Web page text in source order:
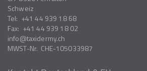
Schweiz
Tel: +41 44 939 18 68
Fax: +41 44 939 18 02
info
taxidermy.ch
MWST-Nr. CHE-105033987